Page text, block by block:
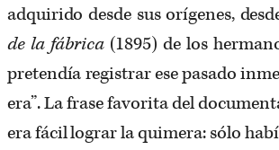
adquirido desde sus orígenes,
de la fábrica (1895) de los
pretendía registrar ese pasado
era”. La frase favorita del
era fácil lograr la quimera: sólo